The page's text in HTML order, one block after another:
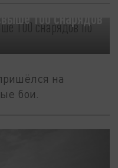
100 снарядов
на
бои.